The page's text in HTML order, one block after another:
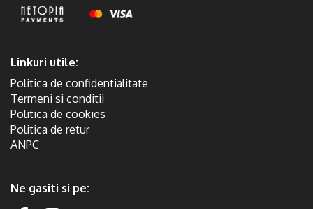
Linkuri utile:
Politica de confidentialitate
Termeni si conditii
Politica de cookies
Politica de retur
ANPC
Ne gasiti si pe: